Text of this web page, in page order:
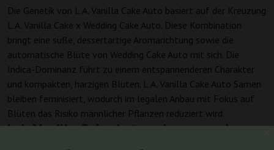
Die Genetik von L.A. Vanilla Cake Auto basiert auf der Kreuzung
L.A. Vanilla Cake x Wedding Cake Auto. Diese Kombination
bringt eine süße, dessertartige Aromarichtung sowie die
automatische Blüte von Wedding Cake Auto mit sich. Die
Indica-Dominanz führt zu einem entspannenderen Charakter
und kompakten, harzigen Blüten. L.A. Vanilla Cake Auto Samen
bleiben feminisiert, wodurch im legalen Anbau mit Fokus auf
Blüten das Risiko männlicher Pflanzen reduziert wird.
L.A. Vanilla Cake Auto – Aroma und
Geschmack